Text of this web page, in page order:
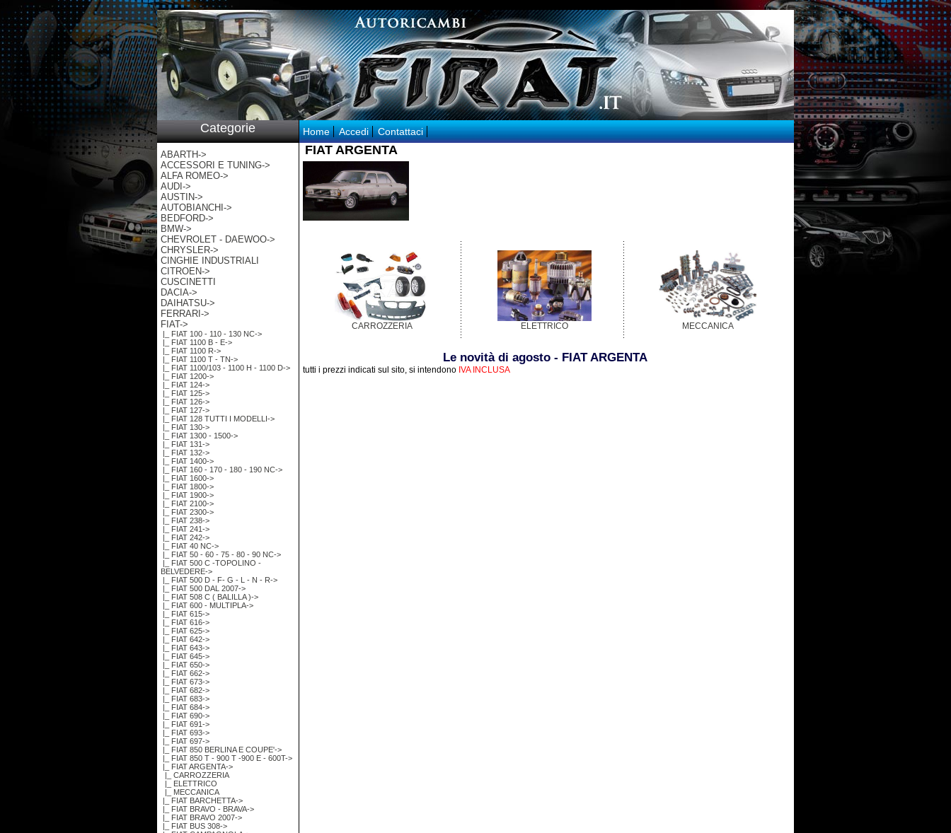
Categorie
ABARTH->
ACCESSORI E TUNING->
ALFA ROMEO->
AUDI->
AUSTIN->
AUTOBIANCHI->
BEDFORD->
BMW->
CHEVROLET - DAEWOO->
CHRYSLER->
CINGHIE INDUSTRIALI
CITROEN->
CUSCINETTI
DACIA->
DAIHATSU->
FERRARI->
FIAT->
|_ FIAT 100 - 110 - 130 NC->
|_ FIAT 1100 B - E->
|_ FIAT 1100 R->
|_ FIAT 1100 T - TN->
|_ FIAT 1100/103 - 1100 H - 1100 D->
|_ FIAT 1200->
|_ FIAT 124->
|_ FIAT 125->
|_ FIAT 126->
|_ FIAT 127->
|_ FIAT 128 TUTTI I MODELLI->
|_ FIAT 130->
|_ FIAT 1300 - 1500->
|_ FIAT 131->
|_ FIAT 132->
|_ FIAT 1400->
|_ FIAT 160 - 170 - 180 - 190 NC->
|_ FIAT 1600->
|_ FIAT 1800->
|_ FIAT 1900->
|_ FIAT 2100->
|_ FIAT 2300->
|_ FIAT 238->
|_ FIAT 241->
|_ FIAT 242->
|_ FIAT 40 NC->
|_ FIAT 50 - 60 - 75 - 80 - 90 NC->
|_ FIAT 500 C -TOPOLINO -
BELVEDERE->
|_ FIAT 500 D - F- G - L - N - R->
|_ FIAT 500 DAL 2007->
|_ FIAT 508 C ( BALILLA )->
|_ FIAT 600 - MULTIPLA->
|_ FIAT 615->
|_ FIAT 616->
|_ FIAT 625->
|_ FIAT 642->
|_ FIAT 643->
|_ FIAT 645->
|_ FIAT 650->
|_ FIAT 662->
|_ FIAT 673->
|_ FIAT 682->
|_ FIAT 683->
|_ FIAT 684->
|_ FIAT 690->
|_ FIAT 691->
|_ FIAT 693->
|_ FIAT 697->
|_ FIAT 850 BERLINA E COUPE'->
|_ FIAT 850 T - 900 T -900 E - 600T->
|_ FIAT ARGENTA->
|_ CARROZZERIA
|_ ELETTRICO
|_ MECCANICA
|_ FIAT BARCHETTA->
|_ FIAT BRAVO - BRAVA->
|_ FIAT BRAVO 2007->
|_ FIAT BUS 308->
Home Accedi Contattaci
FIAT ARGENTA
CARROZZERIA ELETTRICO MECCANICA
Le novità di agosto - FIAT ARGENTA
tutti i prezzi indicati sul sito, si intendono IVA INCLUSA